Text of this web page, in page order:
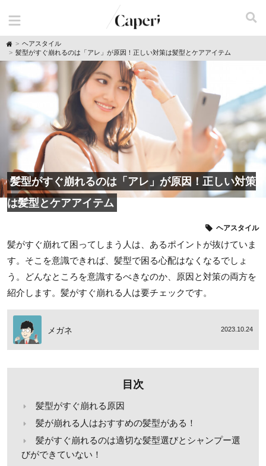
H
o
m
ヘアスタイル
髪型がすぐ崩れるのは「アレ」が原因！正しい対策は髪型とケアアイテム
髪型がすぐ崩れるのは「アレ」が原因！正しい対策
は髪型とケアアイテム
ヘアスタイル
髪がすぐ崩れて困ってしまう人は、あるポイントが抜けていま
す。そこを意識できれば、髪型で困る心配はなくなるでしょ
う。どんなところを意識するべきなのか、原因と対策の両方を
紹介します。髪がすぐ崩れる人は要チェックです。
メガネ 2023.10.24
目次
髪型がすぐ崩れる原因
髪が崩れる人はおすすめの髪型がある！
髪がすぐ崩れるのは適切な髪型選びとシャンプー選
びができていない！